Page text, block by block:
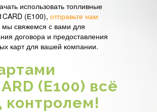
использовать топливные
(Е100), отправьте нам
мы свяжемся с вами для
договора и предоставления
карт для вашей компании.
(Е100) всё
контролем!